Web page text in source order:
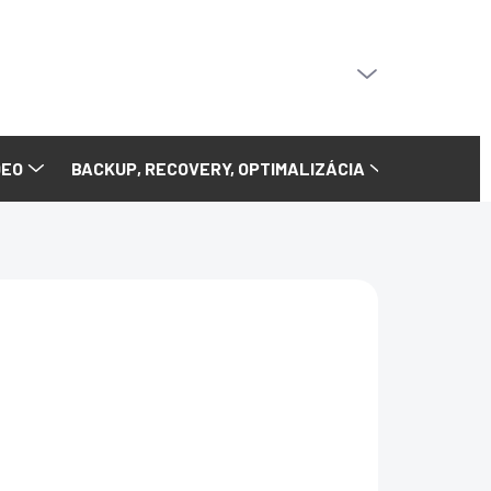
BACKUP, RECOVERY, OPTIMALIZÁCIA